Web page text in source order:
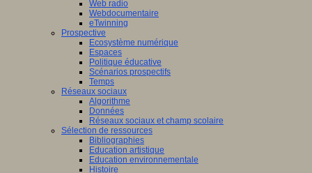
Web radio
Webdocumentaire
eTwinning
Prospective
Ecosystème numérique
Espaces
Politique éducative
Scénarios prospectifs
Temps
Réseaux sociaux
Algorithme
Données
Réseaux sociaux et champ scolaire
Sélection de ressources
Bibliographies
Education artistique
Education environnementale
Histoire